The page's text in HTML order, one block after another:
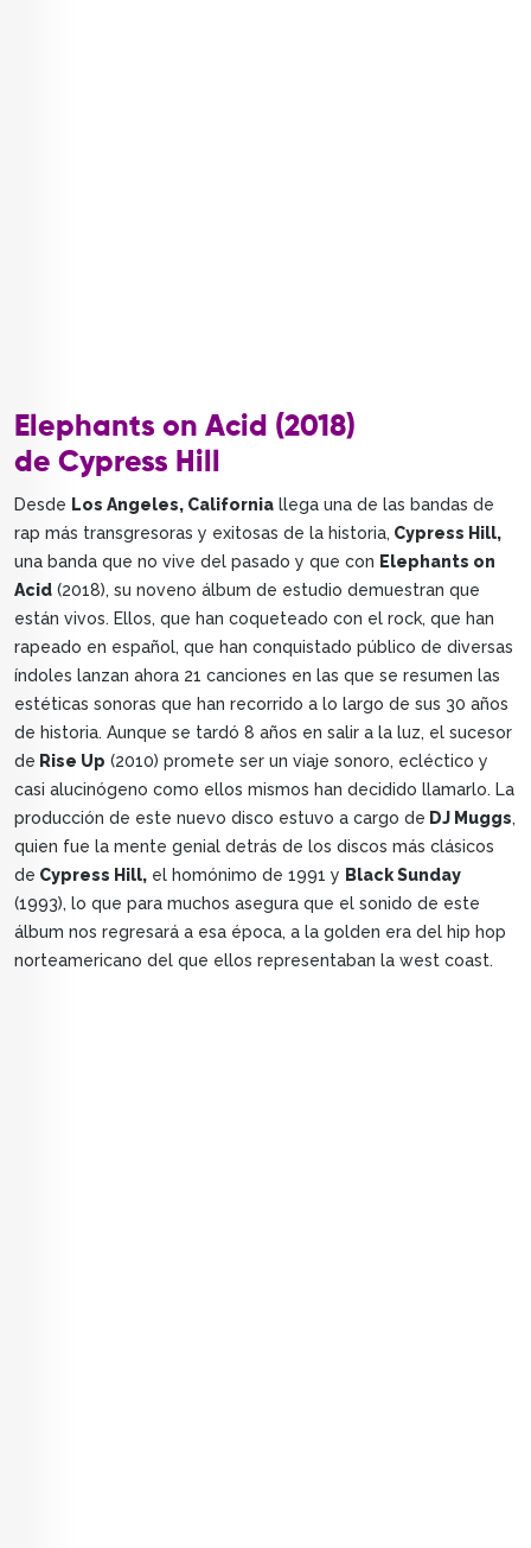
Elephants on Acid (2018)
de Cypress Hill
Desde Los Angeles, California llega una de las bandas de
rap más transgresoras y exitosas de la historia, Cypress Hill,
una banda que no vive del pasado y que con Elephants on
Acid (2018), su noveno álbum de estudio demuestran que
están vivos. Ellos, que han coqueteado con el rock, que han
rapeado en español, que han conquistado público de diversas
índoles lanzan ahora 21 canciones en las que se resumen las
estéticas sonoras que han recorrido a lo largo de sus 30 años
de historia. Aunque se tardó 8 años en salir a la luz, el sucesor
de Rise Up (2010) promete ser un viaje sonoro, ecléctico y
casi alucinógeno como ellos mismos han decidido llamarlo. La
producción de este nuevo disco estuvo a cargo de DJ Muggs,
quien fue la mente genial detrás de los discos más clásicos
de Cypress Hill, el homónimo de 1991 y Black Sunday
(1993), lo que para muchos asegura que el sonido de este
álbum nos regresará a esa época, a la golden era del hip hop
norteamericano del que ellos representaban la west coast.